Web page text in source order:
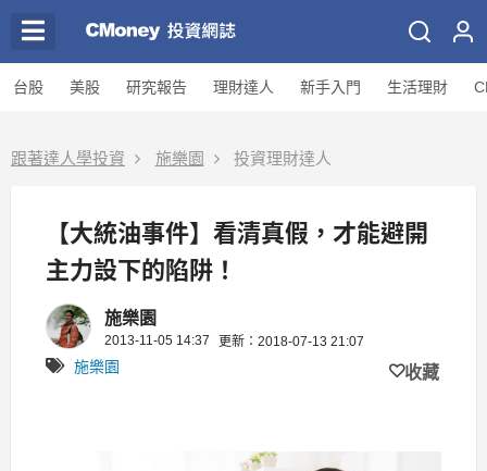
台股 美股 研究報告 理財達人 新手入門 生活理財
跟著達人學投資 施樂園 投資理財達人
【大統油事件】看清真假，才能避開
主力設下的陷阱！
施樂園
2013-11-05 14:37 更新：2018-07-13 21:07
施樂園 收藏